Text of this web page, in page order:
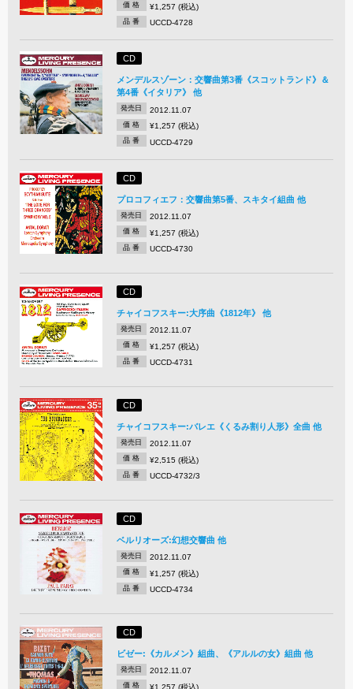
価 格 ¥1,257 (税込)
品 番 UCCD-4728
CD
メンデルスゾーン：交響曲第3番《スコットランド》＆
第4番《イタリア》 他
発売日 2012.11.07
価 格 ¥1,257 (税込)
品 番 UCCD-4729
CD
プロコフィエフ：交響曲第5番、スキタイ組曲 他
発売日 2012.11.07
価 格 ¥1,257 (税込)
品 番 UCCD-4730
CD
チャイコフスキー:大序曲《1812年》 他
発売日 2012.11.07
価 格 ¥1,257 (税込)
品 番 UCCD-4731
CD
チャイコフスキー:バレエ《くるみ割り人形》全曲 他
発売日 2012.11.07
価 格 ¥2,515 (税込)
品 番 UCCD-4732/3
CD
ベルリオーズ:幻想交響曲 他
発売日 2012.11.07
価 格 ¥1,257 (税込)
品 番 UCCD-4734
CD
ビゼー:《カルメン》組曲、《アルルの女》組曲 他
発売日 2012.11.07
価 格 ¥1,257 (税込)